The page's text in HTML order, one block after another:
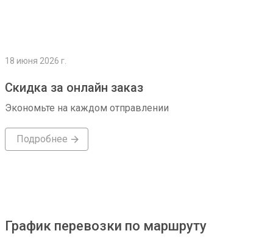
18 июня 2026 г.
Скидка за онлайн заказ
Экономьте на каждом отправлении
Подробнее
График перевозки по маршруту